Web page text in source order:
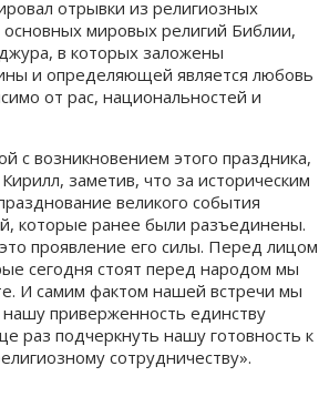
отрывки из религиозных
мировых религий Библии,
в которых заложены
и определяющей является любовь
от рас, национальностей и
с возникновением этого праздника,
заметив, что за историческим
великого события
которые ранее были разъединены.
проявление его силы. Перед лицом
сегодня стоят перед народом мы
И самим фактом нашей встречи мы
приверженность единству
раз подчеркнуть нашу готовность к
сотрудничеству».